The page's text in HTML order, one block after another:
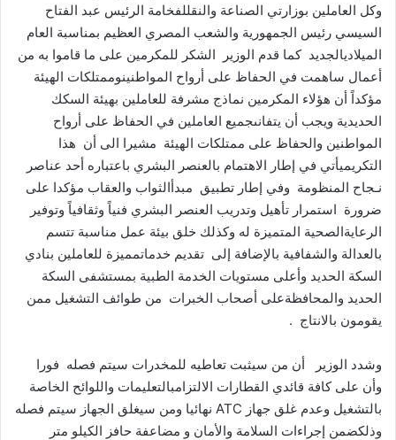
وكل العاملين بوزارتي الصناعة والنقللفخامة الرئيس عبد الفتاح
السيسي رئيس الجمهورية والشعب المصري العظيم بمناسبة العام
الميلاديالجديد كما قدم الوزير الشكر للمكرمين على ما قاموا به من
أعمال ساهمت في الحفاظ على أرواح المواطنينوممتلكات الهيئة
مؤكداً أن هؤلاء المكرمين نماذج مشرفة للعاملين بهيئة السكك
الحديدية ويجب أن يتفانىجميع العاملين في الحفاظ على أرواح
المواطنين والحفاظ على ممتلكات الهيئة مشيرا الى أن هذا
التكريميأتي في إطار الاهتمام بالعنصر البشري باعتباره أحد عناصر
نـجاح المنظومة وفي إطار تطبيق مبدأالثواب والعقاب مؤكدا على
ضرورة استمرار تأهيل وتدريب العنصر البشري فنياً وثقافياً وتوفير
الرعايةالصحية المتميزة له وكذلك خلق بيئة عمل مناسبة تتسم
بالعدالة والشفافية بالإضافة إلى تقديم خدماتمميزة للعاملين بنادي
السكة الحديد وأعلى مستويات الخدمة الطبية بمستشفى السكة
الحديد والمحافظةعلى أصحاب الخبرات من طوائف التشغيل ممن
يقومون بالانتاج .
وشدد الوزير أن من سيثبت تعاطيه للمخدرات سيتم فصله فورا
وأن على كافة قائدي القطارات الالتزامبالتعليمات واللوائح الخاصة
بالتشغيل وعدم غلق جهاز نهائيا ومن سيغلق الجهاز سيتم فصله
وذلكضمن إجراءات السلامة والأمان و مضاعفة حافز الكيلو متر